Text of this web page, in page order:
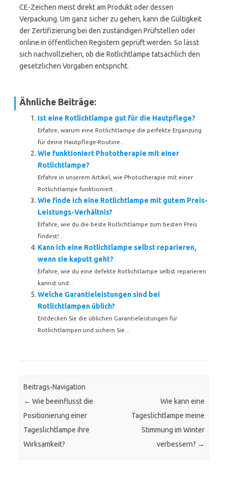
CE-Zeichen meist direkt am Produkt oder dessen
Verpackung. Um ganz sicher zu gehen, kann die Gültigkeit
der Zertifizierung bei den zuständigen Prüfstellen oder
online in öffentlichen Registern geprüft werden. So lässt
sich nachvollziehen, ob die Rotlichtlampe tatsächlich den
gesetzlichen Vorgaben entspricht.
Ähnliche Beiträge:
Ist eine Rotlichtlampe gut für die Hautpflege?
Erfahre, warum eine Rotlichtlampe die perfekte Ergänzung
für deine Hautpflege-Routine...
Wie funktioniert Phototherapie mit einer
Rotlichtlampe?
Erfahre in unserem Artikel, wie Phototherapie mit einer
Rotlichtlampe funktioniert...
Wie finde ich eine Rotlichtlampe mit gutem Preis-
Leistungs-Verhältnis?
Erfahre, wie du die beste Rotlichtlampe zum besten Preis
findest!...
Kann ich eine Rotlichtlampe selbst reparieren,
wenn sie kaputt geht?
Erfahre, wie du eine defekte Rotlichtlampe selbst reparieren
kannst und...
Welche Garantieleistungen sind bei
Rotlichtlampen üblich?
Entdecken Sie die üblichen Garantieleistungen für
Rotlichtlampen und sichern Sie...
Beitrags-Navigation
← Wie beeinflusst die
Positionierung einer
Tageslichtlampe ihre
Wirksamkeit?
Wie kann eine
Tageslichtlampe meine
Stimmung im Winter
verbessern? →